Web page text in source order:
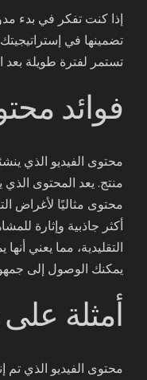
إذا كنت تفكر في بدء
تضمينها في
تستمر لفترة طويلة
فوائد
منتج. يعد المحتوى الذي
أكثر جاذبية وإثارة
التقليدية، مما يعني
يمكنك الوصول إلى
أمثلة
محتوى الفيديو الذي